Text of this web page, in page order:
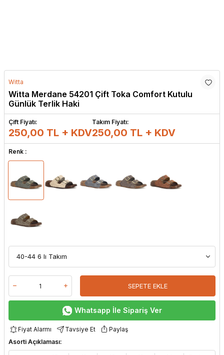
Witta
Witta Merdane 54201 Çift Toka Comfort Kutulu
Günlük Terlik Haki
Çift Fiyatı:
250,00 TL + KDV
Takım Fiyatı:
250,00 TL + KDV
Renk :
SEPETE EKLE
Whatsapp İle Sipariş Ver
Fiyat Alarmı Tavsiye Et
Paylaş
Asorti Açıklaması: